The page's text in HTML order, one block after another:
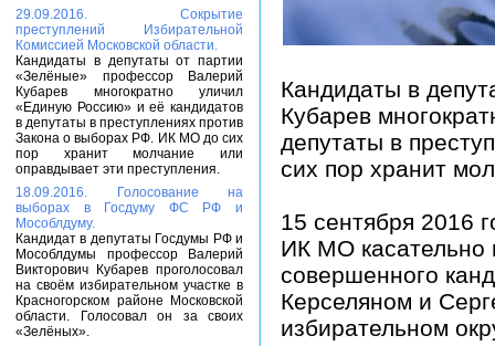
29.09.2016. Сокрытие
преступлений Избирательной
Комиссией Московской области.
Кандидаты в депутаты от партии
«Зелёные» профессор Валерий
Кубарев многократно уличил
«Единую Россию» и её кандидатов
в депутаты в преступлениях против
Закона о выборах РФ. ИК МО до сих
пор хранит молчание или
оправдывает эти преступления.
18.09.2016. Голосование на
выборах в Госдуму ФС РФ и
Мособлдуму.
Кандидат в депутаты Госдумы РФ и
Мособлдумы профессор Валерий
Викторович Кубарев проголосовал
на своём избирательном участке в
Красногорском районе Московской
области. Голосовал он за своих
«Зелёных».
Кандидаты в
Кубарев
депутаты в
сих пор хранит
15 сентября 2016
ИК МО касательно
совершенного
Керселяном и
избирательном